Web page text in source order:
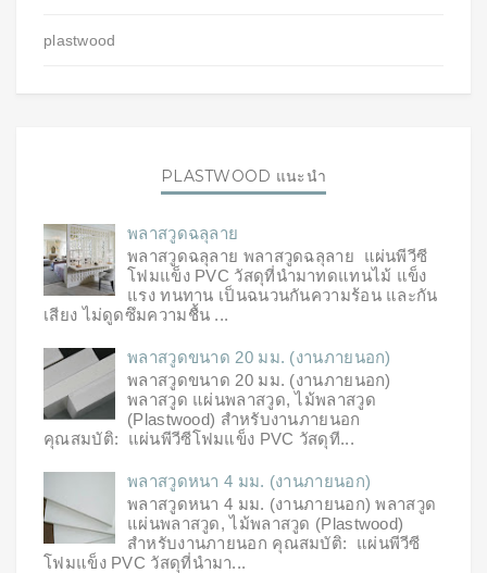
plastwood
PLASTWOOD แนะนำ
พลาสวูดฉลุลาย
พลาสวูดฉลุลาย พลาสวูดฉลุลาย แผ่นพีวีซี
โฟมแข็ง PVC วัสดุที่นำมาทดแทนไม้ แข็ง
แรง ทนทาน เป็นฉนวนกันความร้อน และกัน
เสียง ไม่ดูดซึมความชื้น ...
พลาสวูดขนาด 20 มม. (งานภายนอก)
พลาสวูดขนาด 20 มม. (งานภายนอก)
พลาสวูด แผ่นพลาสวูด, ไม้พลาสวูด
(Plastwood) สำหรับงานภายนอก
คุณสมบัติ: แผ่นพีวีซีโฟมแข็ง PVC วัสดุที...
พลาสวูดหนา 4 มม. (งานภายนอก)
พลาสวูดหนา 4 มม. (งานภายนอก) พลาสวูด
แผ่นพลาสวูด, ไม้พลาสวูด (Plastwood)
สำหรับงานภายนอก คุณสมบัติ: แผ่นพีวีซี
โฟมแข็ง PVC วัสดุที่นำมา...